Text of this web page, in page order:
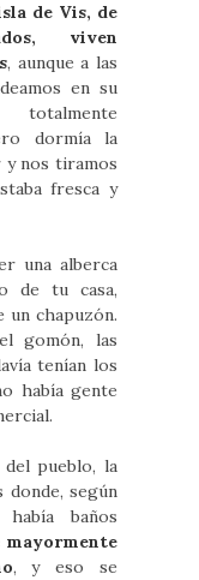
de Vis, de
viven
, aunque a las
en su
totalmente
dormía la
y nos tiramos
fresca y
una alberca
de tu casa,
un chapuzón.
gomón, las
tenían los
había gente
pueblo, la
donde, según
baños
mayormente
, y eso se